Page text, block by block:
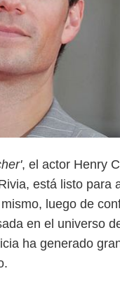
, el actor Henry
está listo para
luego de
en el universo
ha generado